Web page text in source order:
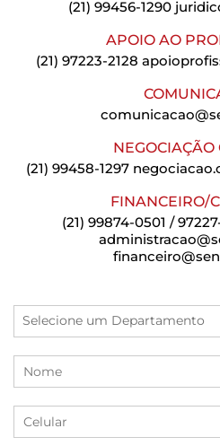
(21) 99456-1290
APOIO AO
(21) 97223-2128
NEGOCIAÇÃO
(21) 99458-1297
FINANCEIRO/
(21) 99874-0501 /